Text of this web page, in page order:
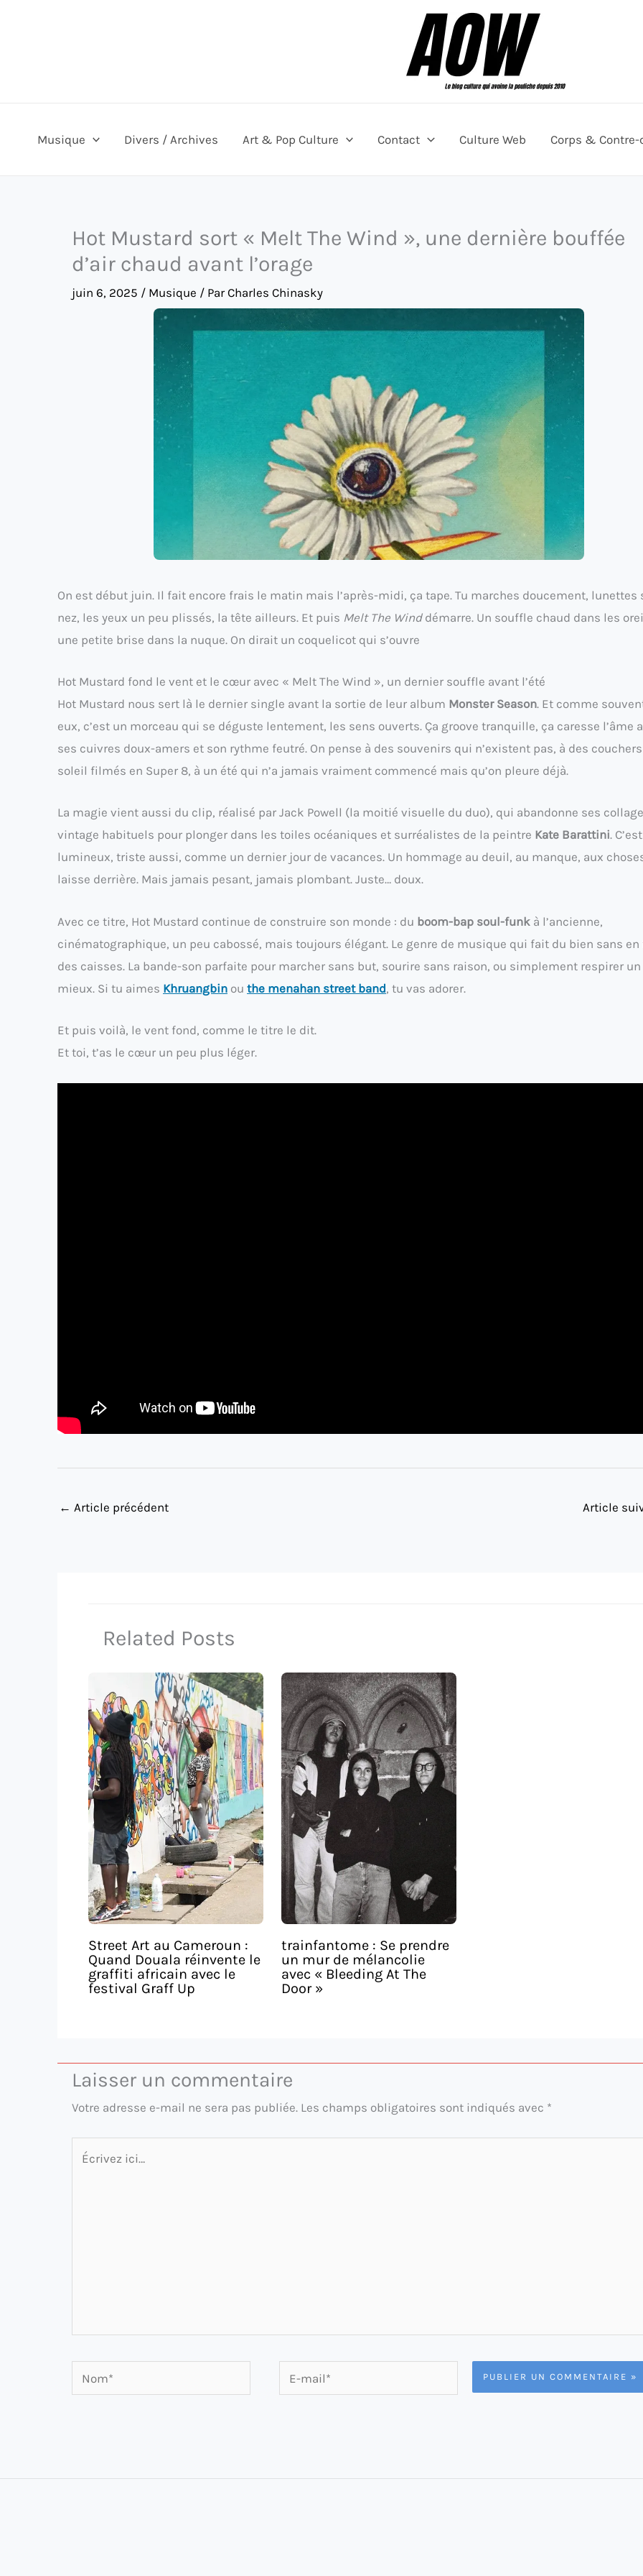
Musique Divers / Archives Art & Pop Culture Contact Culture Web Corps &
Hot Mustard sort « Melt The Wind », une dernière bouffée
d’air chaud avant l’orage
juin 6, 2025 / Musique / ParCharles Chinasky
On est début juin. Il fait encore frais le matin mais l’après-midi, ça tape. Tu marches doucement, lunettes
nez, les yeux un peu plissés, la tête ailleurs. Et puis Melt The Winddémarre. Un souffle chaud dans les
une petite brise dans la nuque. On dirait un coquelicot qui s’ouvre
Hot Mustard fond le vent et le cœur avec « Melt The Wind », un dernier souffle avant l’été
Hot Mustard nous sert là le dernier single avant la sortie de leur album Monster Season. Et comme
eux, c’est un morceau qui se déguste lentement, les sens ouverts. Ça groove tranquille, ça caresse l’âme
ses cuivres doux-amers et son rythme feutré. On pense à des souvenirs qui n’existent pas, à des
soleil filmés en Super 8, à un été qui n’a jamais vraiment commencé mais qu’on pleure déjà.
La magie vient aussi du clip, réalisé par Jack Powell (la moitié visuelle du duo), qui abandonne ses
vintage habituels pour plonger dans les toiles océaniques et surréalistes de la peintre Kate Barattini.
lumineux, triste aussi, comme un dernier jour de vacances. Un hommage au deuil, au manque, aux
laisse derrière. Mais jamais pesant, jamais plombant. Juste… doux.
Avec ce titre, Hot Mustard continue de construire son monde : du boom-bap soul-funk à l’ancienne,
cinématographique, un peu cabossé, mais toujours élégant. Le genre de musique qui fait du bien sans en
des caisses. La bande-son parfaite pour marcher sans but, sourire sans raison, ou simplement respirer un
mieux. Si tu aimes Khruangbin ou the menahan street band, tu vas adorer.
Et puis voilà, le vent fond, comme le titre le dit.
Et toi, t’as le cœur un peu plus léger.
← Article précédent Article
Related Posts
Street Art au Cameroun :
Quand Douala réinvente le
graffiti africain avec le
festival Graff Up
trainfantome : Se prendre
un mur de mélancolie
avec « Bleeding At The
Door »
Laisser un commentaire
Votre adresse e-mail ne sera pas publiée. Les champs obligatoires sont indiqués avec *
mail*